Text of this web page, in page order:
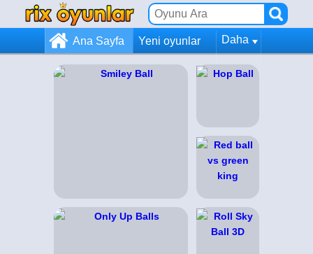
Ana Sayfa Yeni oyunlar Daha